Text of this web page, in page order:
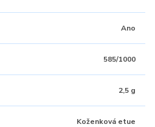
Ano
585/1000
2,5 g
Koženková etue